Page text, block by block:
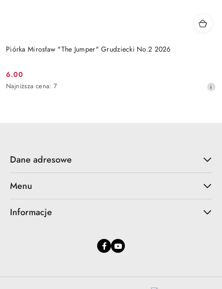
Piórka Mirosław "The Jumper" Grudziecki No.2 2026
Cena
promocyjna:
6.00
Najniższa
Najniższa cena: 7
Dane adresowe
Menu
Informacje